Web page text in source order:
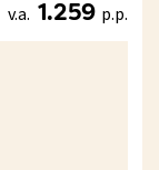
v.a. 1.259 p.p.